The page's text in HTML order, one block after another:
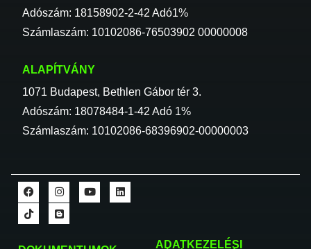
Adószám: 18158902-2-42 Adó1%
Számlaszám: 10102086-76503902 00000008
ALAPÍTVÁNY
1071 Budapest, Bethlen Gábor tér 3.
Adószám: 18078484-1-42 Adó 1%
Számlaszám: 10102086-68396902-00000003
ADATKEZELÉSI